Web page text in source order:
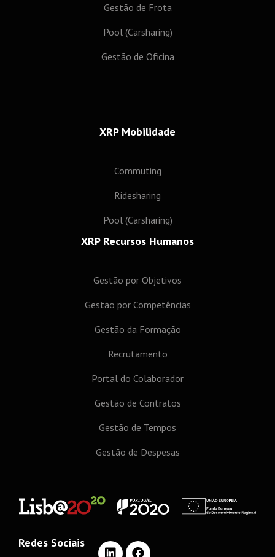
Gestão de Frota
Pool (Carsharing)
Gestão de Oficina
XRP Mobilidade
Commuting
Ridesharing
Pool (Carsharing)
XRP Recursos Humanos
Gestão por Objetivos
Gestão por Competências
Gestão da Formação
Recrutamento
Portal do Colaborador
Gestão de Contratos
Gestão de Tempos
Gestão de Despesas
Redes Sociais